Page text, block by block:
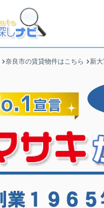
奈良市の賃貸物件はこちら 新